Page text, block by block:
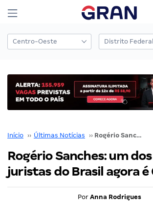
Início ›› Últimas Notícias ›› Rogério Sanches: um dos maiores juristas do Brasil agora é Gran!
Rogério Sanches: um
juristas do Brasil agora é
Por Anna Rodrigues